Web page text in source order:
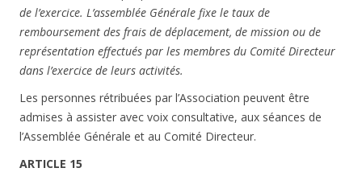
de l’exercice. L’assemblée Générale fixe le taux de
remboursement des frais de déplacement, de mission ou de
représentation effectués par les membres du Comité Directeur
dans l’exercice de leurs activités.
Les personnes rétribuées par l’Association peuvent être
admises à assister avec voix consultative, aux séances de
l’Assemblée Générale et au Comité Directeur.
ARTICLE 15